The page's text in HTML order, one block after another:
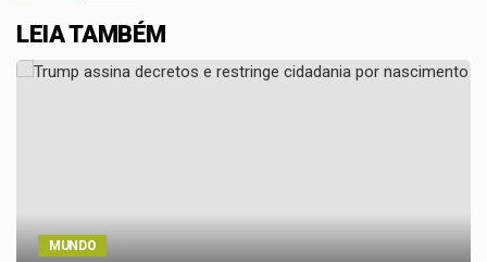
LEIA TAMBÉM
MUNDO